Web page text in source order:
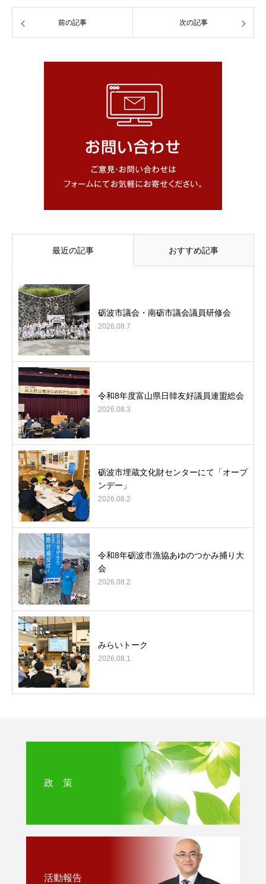
前の記事 次の記事
最近の記事 おすすめ記事
砺波市議会・南砺市議会議員研修会
2026.08.7
令和8年度富山県日韓友好議員連盟総会
2026.08.3
砺波市埋蔵文化財センターにて「オープ
ンデー」
2026.08.2
令和8年砺波市漁協あゆのつかみ捕り大
会
2026.08.2
みらいトーク
2026.08.1
政 策
活動報告